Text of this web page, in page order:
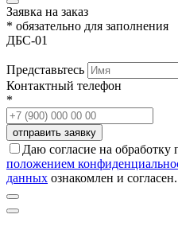
Заявка на заказ
* обязательно для заполнения
ДБС-01
Представьтесь
Контактный телефон
*
Даю согласие на
положением
данных ознакомлен и согласен.